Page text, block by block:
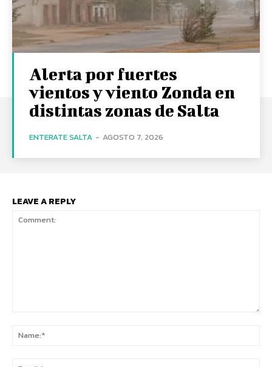
Alerta por fuertes
vientos y viento Zonda en
distintas zonas de Salta
ENTERATE SALTA - AGOSTO 7, 2026
LEAVE A REPLY